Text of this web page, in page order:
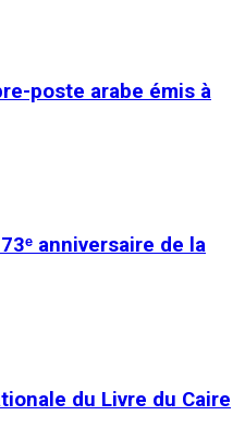
poste arabe émis à
anniversaire de la
du Livre du Caire